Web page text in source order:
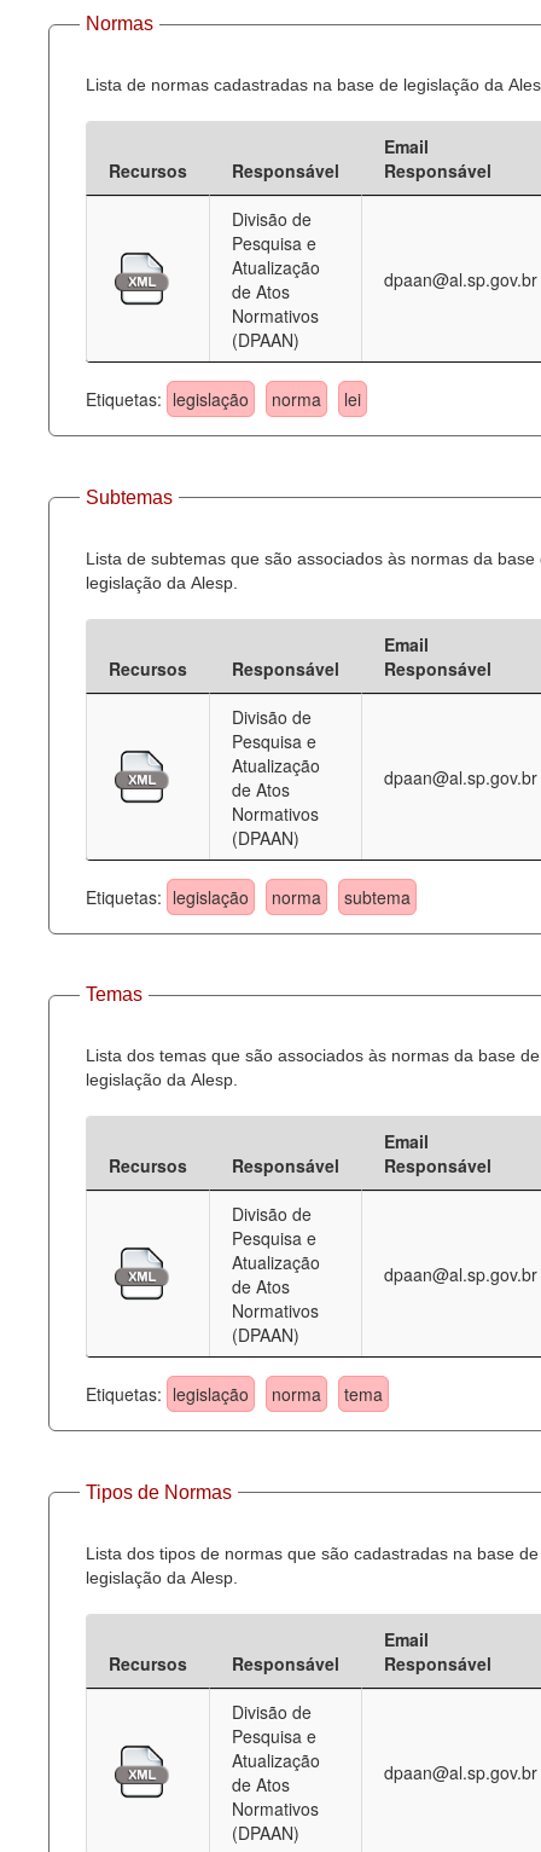
Normas
Lista de normas cadastradas na base de legislação da
Recursos Responsável
Email
Responsável
Divisão de
Pesquisa e
Atualização
de Atos
Normativos
(DPAAN)
dpaan@al.sp.gov.br
Etiquetas: legislação norma lei
Subtemas
Lista de subtemas que são associados às normas da base
legislação da Alesp.
Recursos Responsável
Email
Responsável
Divisão de
Pesquisa e
Atualização
de Atos
Normativos
(DPAAN)
dpaan@al.sp.gov.br
Etiquetas: legislação norma subtema
Temas
Lista dos temas que são associados às normas da base de
legislação da Alesp.
Recursos Responsável
Email
Responsável
Divisão de
Pesquisa e
Atualização
de Atos
Normativos
(DPAAN)
dpaan@al.sp.gov.br
Etiquetas: legislação norma tema
Tipos de Normas
Lista dos tipos de normas que são cadastradas na base de
legislação da Alesp.
Recursos Responsável
Email
Responsável
Divisão de
Pesquisa e
Atualização
de Atos
Normativos
(DPAAN)
dpaan@al.sp.gov.br